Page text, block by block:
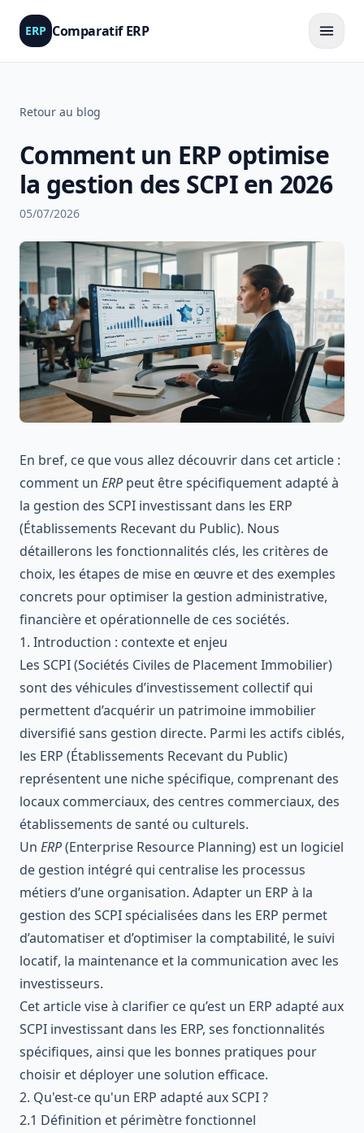
ERP Comparatif ERP
Retour au blog
Comment un ERP optimise
la gestion des SCPI en 2026
05/07/2026
En bref, ce que vous allez découvrir dans cet article :
comment un ERP peut être spécifiquement adapté à
la gestion des SCPI investissant dans les ERP
(Établissements Recevant du Public). Nous
détaillerons les fonctionnalités clés, les critères de
choix, les étapes de mise en œuvre et des exemples
concrets pour optimiser la gestion administrative,
financière et opérationnelle de ces sociétés.
1. Introduction : contexte et enjeu
Les SCPI (Sociétés Civiles de Placement Immobilier)
sont des véhicules d’investissement collectif qui
permettent d’acquérir un patrimoine immobilier
diversifié sans gestion directe. Parmi les actifs ciblés,
les ERP (Établissements Recevant du Public)
représentent une niche spécifique, comprenant des
locaux commerciaux, des centres commerciaux, des
établissements de santé ou culturels.
Un ERP(Enterprise Resource Planning) est un logiciel
de gestion intégré qui centralise les processus
métiers d’une organisation. Adapter un ERP à la
gestion des SCPI spécialisées dans les ERP permet
d’automatiser et d’optimiser la comptabilité, le suivi
locatif, la maintenance et la communication avec les
investisseurs.
Cet article vise à clarifier ce qu’est un ERP adapté aux
SCPI investissant dans les ERP, ses fonctionnalités
spécifiques, ainsi que les bonnes pratiques pour
choisir et déployer une solution efficace.
2. Qu'est‑ce qu'un ERP adapté aux SCPI ?
2.1 Définition et périmètre fonctionnel